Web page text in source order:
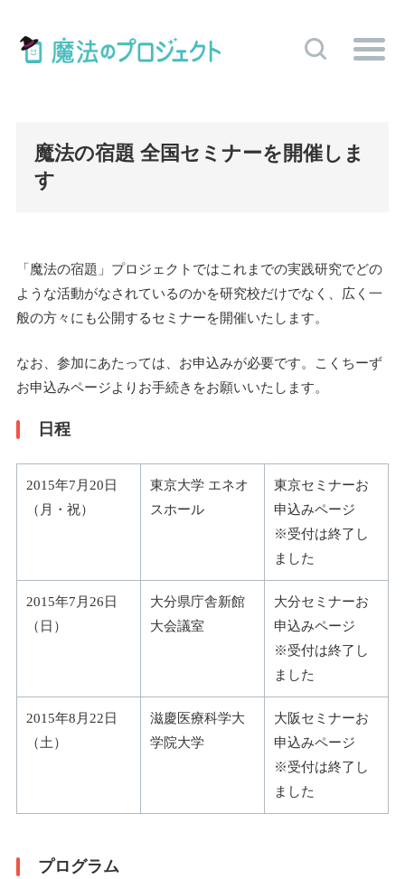
魔法の宿題 全国セミナーを開催しま
す
「魔法の宿題」プロジェクトではこれまでの実践研究でどの
ような活動がなされているのかを研究校だけでなく、広く一
般の方々にも公開するセミナーを開催いたします。
なお、参加にあたっては、お申込みが必要です。こくちーず
お申込みページよりお手続きをお願いいたします。
日程
2015年7月20日
（月・祝）
東京大学 エネオ
スホール
東京セミナーお
申込みページ
※受付は終了し
ました
2015年7月26日
（日）
大分県庁舎新館
大会議室
大分セミナーお
申込みページ
※受付は終了し
ました
2015年8月22日
（土）
滋慶医療科学大
学院大学
大阪セミナーお
申込みページ
※受付は終了し
ました
プログラム